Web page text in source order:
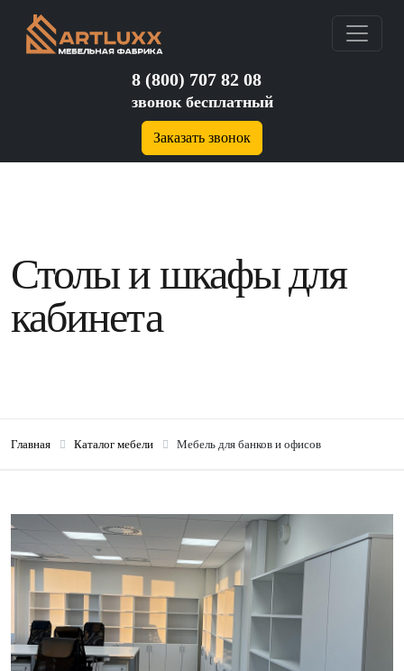
8 (800) 707 82 08
звонок бесплатный
Заказать звонок
Столы и шкафы для
кабинета
Главная Каталог мебели Мебель для банков и офисов